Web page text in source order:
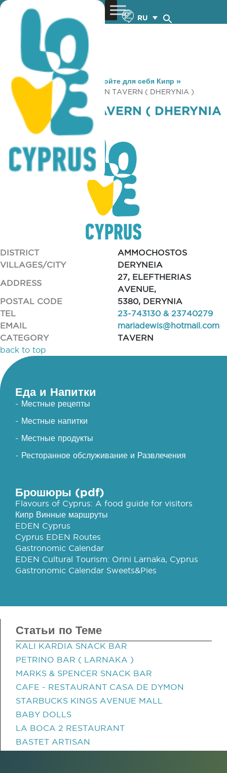
RU
You are here: Home »Откройте для себя Кипр »
Gastronomy
» THE NEW INN TAVERN ( DHERYNIA )
THE NEW INN TAVERN ( DHERYNIA
DISTRICT
AMMOCHOSTOS
VILLAGES/CITY
DERYNEIA
ADDRESS
27, ELEFTHERIAS
AVENUE,
POSTAL CODE
5380, DERYNIA
TEL
23-743130 & 23740279
EMAIL
mariadewis@hotmail.com
CATEGORY
TAVERN
back to top
Еда и Напитки
- Местные рецепты
- Местные напитки
- Местные продукты
- Ресторанное обслуживание и Развлечения
Брошюры (pdf)
Flavours of Cyprus: A food guide for visitors
Кипр Винные маршруты
EDEN Cyprus
Cyprus EDEN Routes
Gastronomic Calendar
EDEN Cultural Tourism: Orini Larnaka, Cyprus
Gastronomic Calendar Sweets&Pies
Статьи по Теме
KALI KARDIA SNACK BAR
PETRINO BAR ( LARNAKA )
MARKS & SPENCER SNACK BAR
CAFE - RESTAURANT CASA DE DYMON
STARBUCKS KINGS AVENUE MALL
BABY DOLLS
LA BOCA 2 RESTAURANT
BASTET ARTISAN